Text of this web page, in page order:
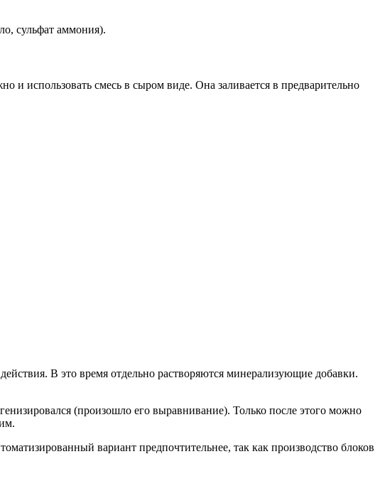
сульфат аммония).
и использовать смесь в сыром виде. Она заливается в предварительно
В это время отдельно растворяются минерализующие добавки.
(произошло его выравнивание). Только после этого можно
вариант предпочтительнее, так как производство блоков